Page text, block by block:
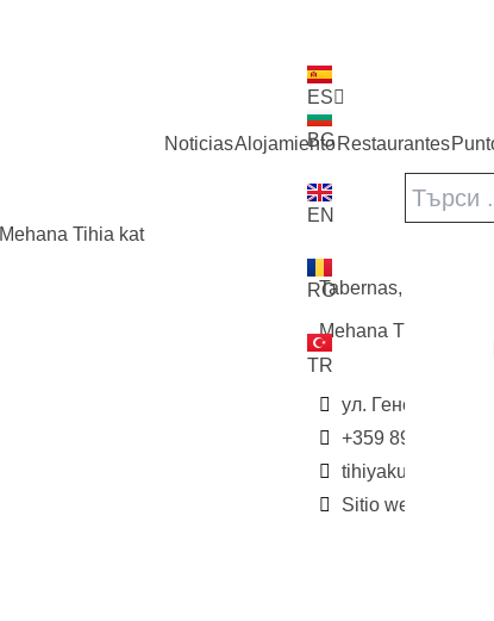
ES
BG
EN
RO
TR
NoticiasAlojamientoRestaurantes
Mehana Tihia kat
Tabernas,
Mehana Tihia
ул. Генерал
+359 89 914 2729
Sitio web